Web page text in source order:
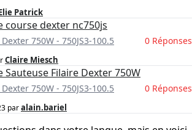
Patrick
course dexter nc750js
750W - 750JS3-100.5 0 Réponses
Claire Miesch
Sauteuse Filaire Dexter 750W
750W - 750JS3-100.5 0 Réponses
paralain.bariel